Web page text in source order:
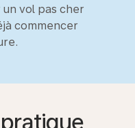
vol pas cher
commencer